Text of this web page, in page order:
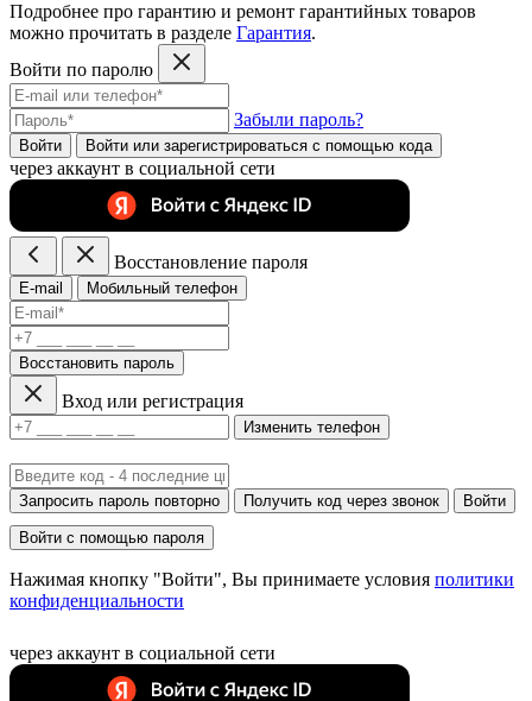
Подробнее про гарантию и ремонт гарантийных товаров
можно прочитать в разделе Гарантия.
Войти по паролю
Забыли пароль?
Войти Войти или зарегистрироватьcя с помощью кода
через аккаунт в социальной сети
Восстановление пароля
E-mail Мобильный телефон
Восстановить пароль
Вход или регистрация
Изменить телефон
Запросить пароль повторно Получить код через звонок Войти
Войти с помощью пароля
Нажимая кнопку "Войти", Вы принимаете условия политики
конфиденциальности
через аккаунт в социальной сети